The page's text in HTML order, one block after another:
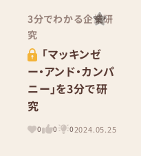
3分でわかる企業研
究
「マッキンゼ
ー・アンド・カンパ
ニー」を3分で研
究
0 0 02024.05.25